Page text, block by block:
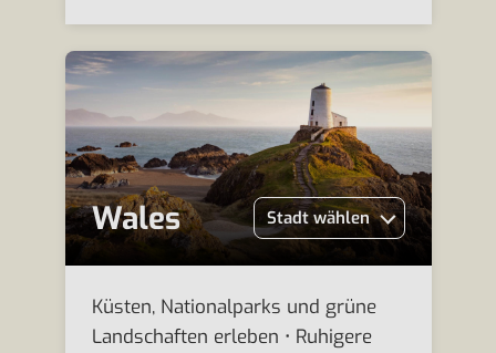
Wales Stadt wählen
Küsten, Nationalparks und grüne
Landschaften erleben • Ruhigere